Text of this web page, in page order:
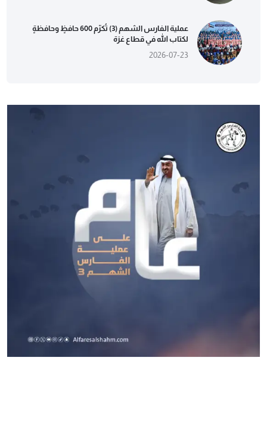
عملية الفارس الشهم (3) تُكرّم 600 حافظٍ وحافظةٍ
لكتاب الله في قطاع غزة
2026-07-23